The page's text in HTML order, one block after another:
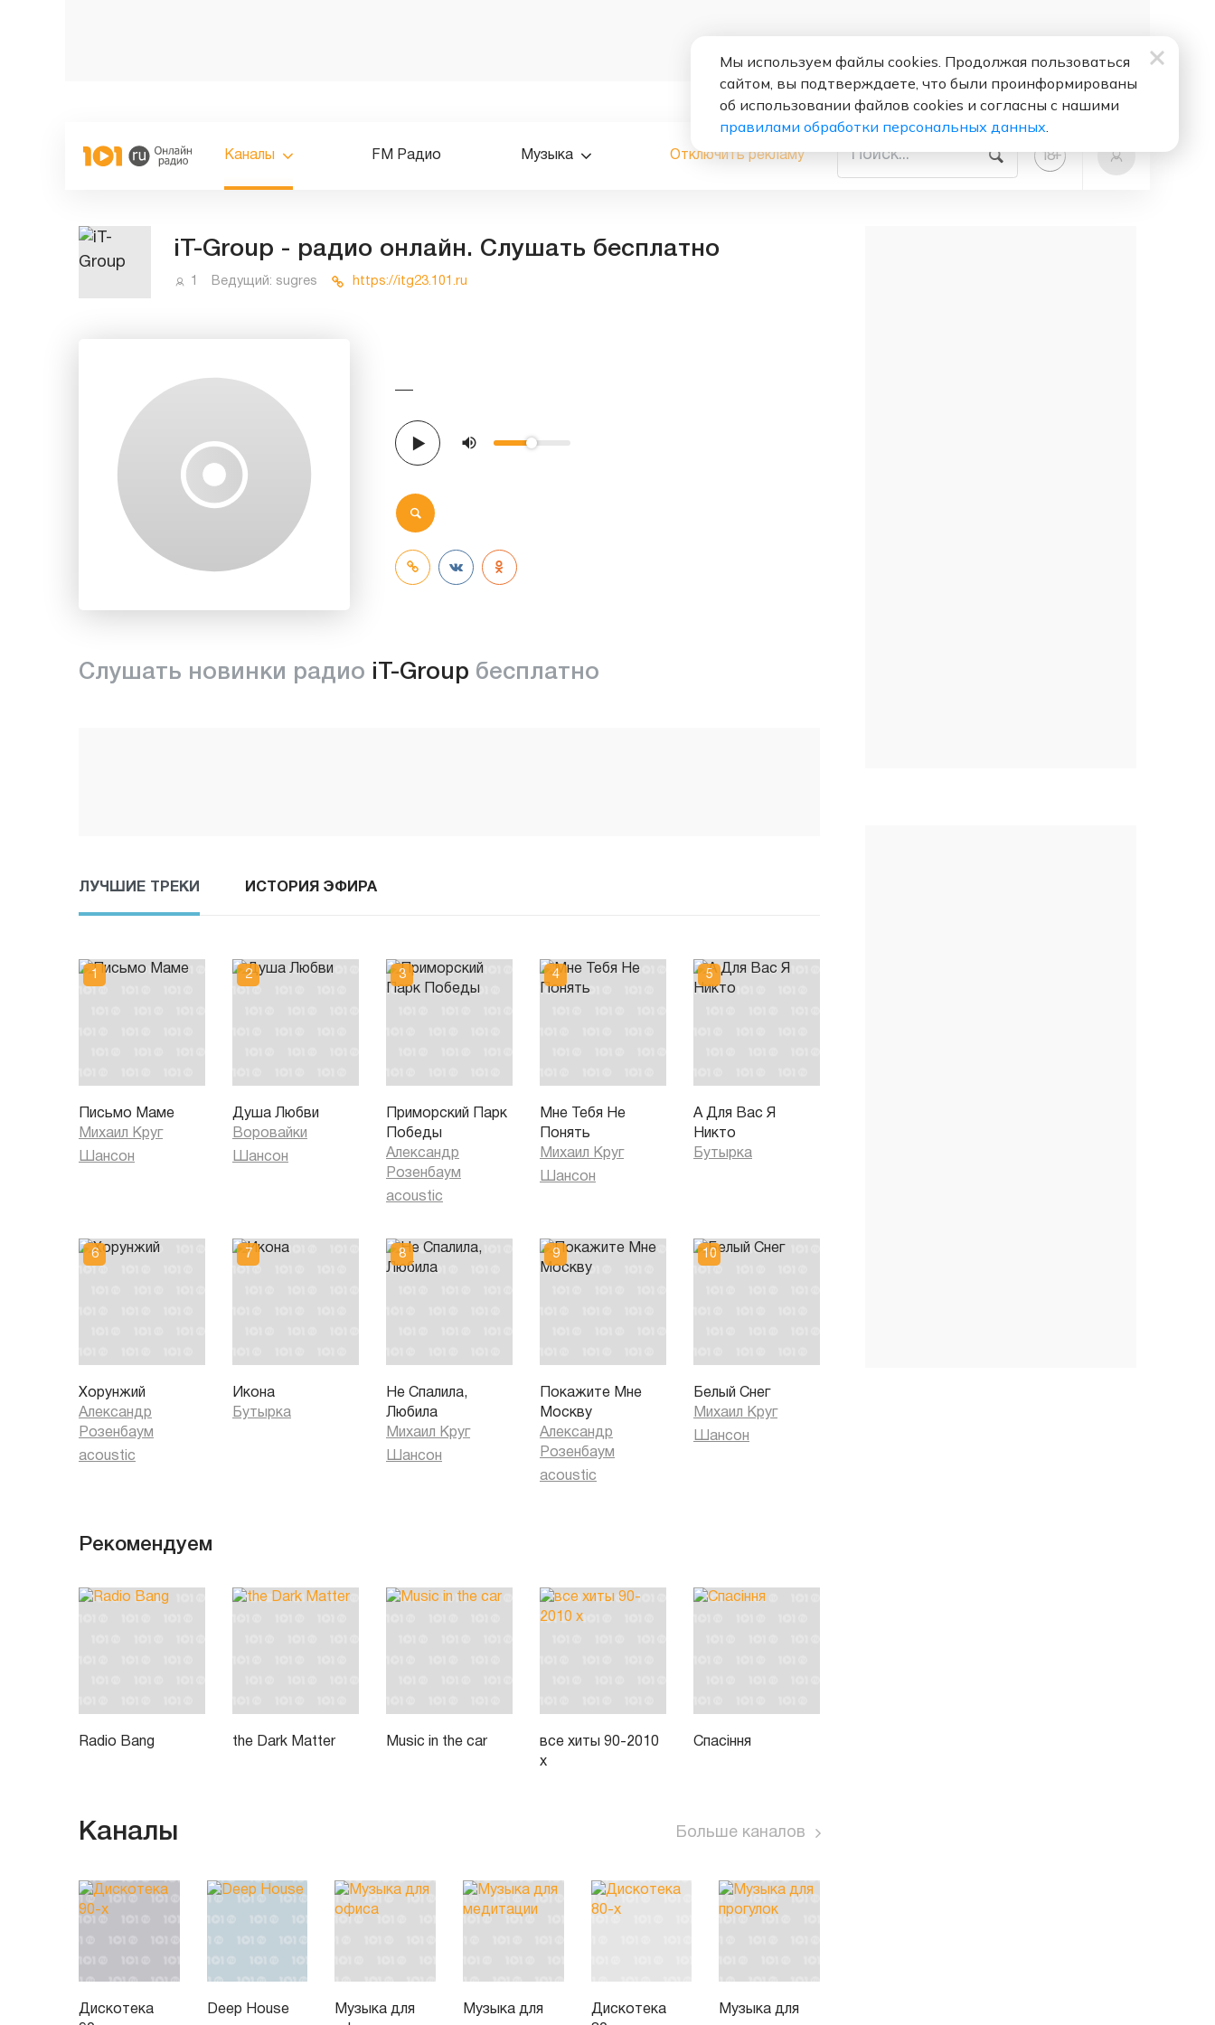
Каналы FM Радио Музыка Отключить рекламу 18+
iT-Group - радио онлайн. Слушать бесплатно
Ведущий: sugres https://itg23.101.ru
—
Слушать новинки радио iT-Group бесплатно
ЛУЧШИЕ ТРЕКИ ИСТОРИЯ ЭФИРА
Письмо Маме
Михаил Круг
Шансон
Душа Любви
Воровайки
Шансон
Приморский Парк
Победы
Александр
Розенбаум
acoustic
Мне Тебя Не
Понять
Михаил Круг
Шансон
А Для Вас Я
Никто
Бутырка
Хорунжий
Александр
Розенбаум
acoustic
Икона
Бутырка
Не Спалила,
Любила
Михаил Круг
Шансон
Покажите Мне
Москву
Александр
Розенбаум
acoustic
Белый Снег
Михаил Круг
Шансон
Рекомендуем
Radio Bang the Dark Matter Music in the car
все хиты 90-2010
х
Спасiння
Каналы Больше каналов
Дискотека
Deep House
Музыка для
Музыка для
Дискотека
Музыка для
Мы используем файлы cookies. Продолжая пользоваться
сайтом, вы подтверждаете, что были проинформированы
об использовании файлов cookies и согласны с нашими
правилами обработки персональных данных.